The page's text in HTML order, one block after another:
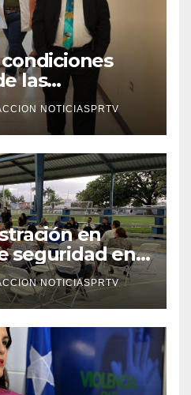
las
Mayagüez
NOTICIASPRTV
en
seguridad en
NOTICIASPRTV